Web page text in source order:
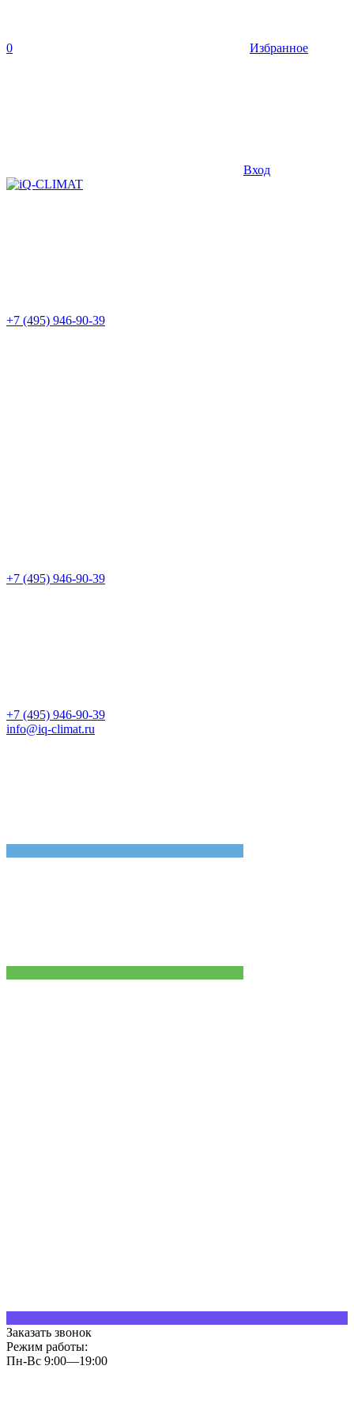
0 Избранное
Вход
+7 (495) 946-90-39
+7 (495) 946-90-39
+7 (495) 946-90-39
info@iq-climat.ru
Заказать звонок
Режим работы:
Пн-Вс 9:00—19:00